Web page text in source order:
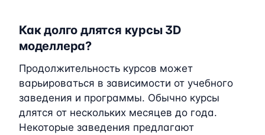
Как долго длятся курсы 3D
моделлера?
Продолжительность курсов может
варьироваться в зависимости от учебного
заведения и программы. Обычно курсы
длятся от нескольких месяцев до года.
Некоторые заведения предлагают